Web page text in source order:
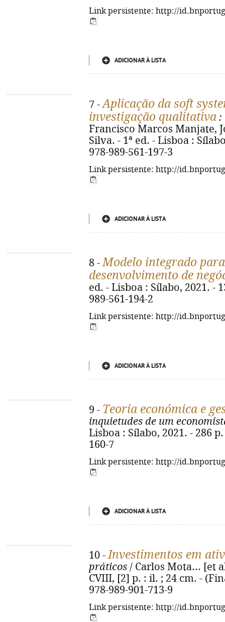
Link persistente: http://
ADICIONAR À LISTA
7 -Aplicação da soft
investigação qualitativa :
Francisco Marcos Manjate,
Silva. - 1ª ed. - Lisboa :
978-989-561-197-3
Link persistente: http://
ADICIONAR À LISTA
8 -Modelo integrado
desenvolvimento de
ed. - Lisboa : Sílabo, 2021. -
989-561-194-2
Link persistente: http://
ADICIONAR À LISTA
9 - Teoria económica e
inquietudes de um
Lisboa : Sílabo, 2021. - 286
160-7
Link persistente: http://
ADICIONAR À LISTA
10 -Investimentos em
práticos / Carlos Mota... [et
CVIII, [2] p. : il. ; 24 cm. -
978-989-901-713-9
Link persistente: http://